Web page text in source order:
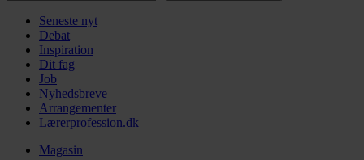
Seneste nyt
Debat
Inspiration
Dit fag
Job
Nyhedsbreve
Arrangementer
Lærerprofession.dk
Magasin